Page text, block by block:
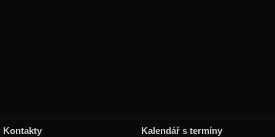
Kontakty Kalendář s termíny